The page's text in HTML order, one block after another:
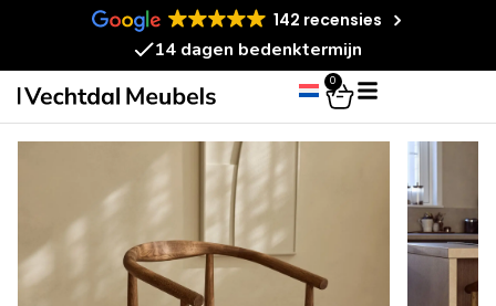
142 recensies
Gemonteerd geleverd
0